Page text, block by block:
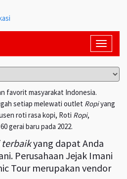
Toggle
favorit masyarakat Indonesia.
setiap melewati outlet Ropiyang
roti rasa kopi, Roti Ropi,
gerai baru pada 2022.
terbaikyang dapat Anda
Perusahaan Jejak Imani
Tour merupakan vendor